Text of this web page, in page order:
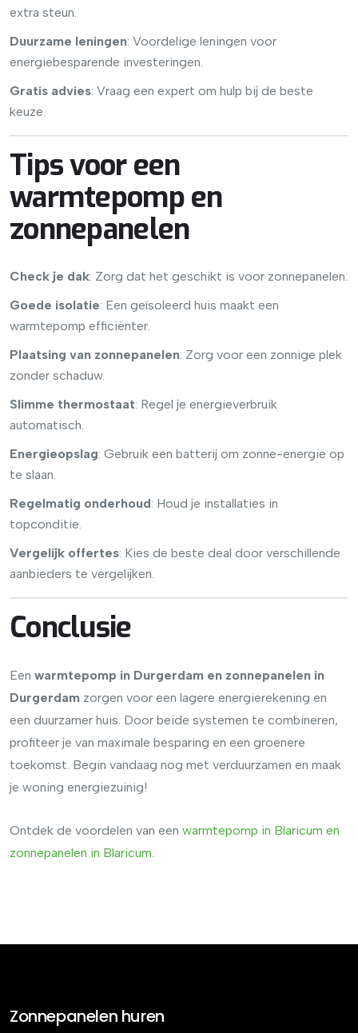
extra steun.
Duurzame leningen: Voordelige leningen voor
energiebesparende investeringen.
Gratis advies: Vraag een expert om hulp bij de beste
keuze.
Tips voor een
warmtepomp en
zonnepanelen
Check je dak: Zorg dat het geschikt is voor zonnepanelen.
Goede isolatie: Een geïsoleerd huis maakt een
warmtepomp efficiënter.
Plaatsing van zonnepanelen: Zorg voor een zonnige plek
zonder schaduw.
Slimme thermostaat: Regel je energieverbruik
automatisch.
Energieopslag: Gebruik een batterij om zonne-energie op
te slaan.
Regelmatig onderhoud: Houd je installaties in
topconditie.
Vergelijk offertes: Kies de beste deal door verschillende
aanbieders te vergelijken.
Conclusie
Een warmtepomp in Durgerdam en zonnepanelen in
Durgerdam zorgen voor een lagere energierekening en
een duurzamer huis. Door beide systemen te combineren,
profiteer je van maximale besparing en een groenere
toekomst. Begin vandaag nog met verduurzamen en maak
je woning energiezuinig!
Ontdek de voordelen van een warmtepomp in Blaricum en
zonnepanelen in Blaricum
Zonnepanelen huren